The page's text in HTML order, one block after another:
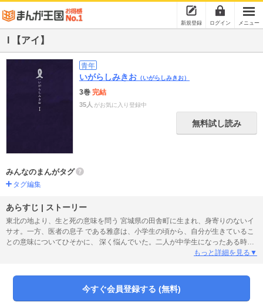
新規登録 ログイン メニュー
I 【アイ】
青年
いがらしみきお （いがらしみきお）
3巻 完結
35人 がお気に入り登録中
無料試し読み
みんなのまんがタグ
タグ編集
あらすじ | ストーリー
東北の地より、生と死の意味を問う 宮城県の田舎町に生まれ、身寄りのないイ
サオ。一方、医者の息子 である雅彦は、小学生の頃から、自分が生きているこ
との意味についてひそかに、 深く悩んでいた。二人が中学生になったある時、
イサオは恩師の臨終の場で、人の魂 を己に乗り移らせたかのような不思議な力
二人で旅に出ることを決意する。目的 は、イサオが産まれた瞬間に目撃したと
いう神様のような存在＝トモイを探すこ と。これが、二人の長い長い旅の始ま
もっと詳細を見る▼
今すぐ会員登録する (無料)